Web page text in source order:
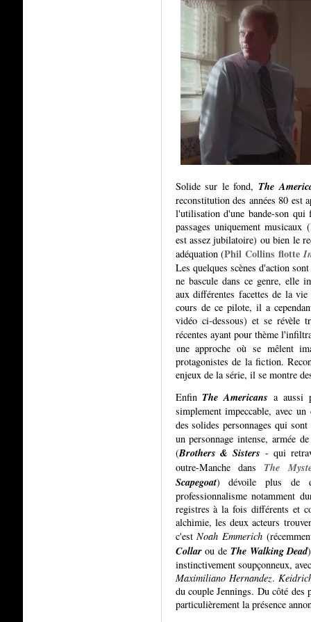
Solide sur le fond,The
reconstitution des années 80 est
l'utilisation d'une bande-son
passages uniquement
est assez jubilatoire) ou bien le
adéquation (Phil Collins flotte
Les quelques scènes d'action
ne bascule dans ce genre, elle
aux différentes facettes de la
cours de ce pilote, il a
vidéo ci-dessous) et se révèle
récentes ayant pour thème
une approche où se mêlent
protagonistes de la fiction.
enjeux de la série, il se montre
EnfinThe Americans a aussi
simplement impeccable, avec
des solides personnages qui
un personnage intense, armée
(Brothers & Sisters - qui
outre-Manche dans The
Scapegoat) dévoile plus de
professionnalisme notamment
registres à la fois différents et
alchimie, les deux acteurs
c'estNoah Emmerich
Collarou de The Walking Dead
instinctivement soupçonneux,
Maximiliano Hernandez.
du couple Jennings. Du côté des
particulièrement la présence